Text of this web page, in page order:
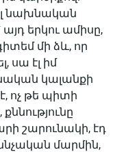
նախնական
երկու ամիսը,
մի ձև, որ
սա էլ իմ
կալանքի
ոչ թե պիտի
շարունակի, էդ
մարմին,